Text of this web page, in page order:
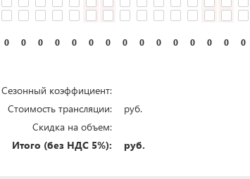
0 0 0 0 0 0 0 0 0 0 0 0 0 0 0
Сезонный коэффициент:
Стоимость трансляции:
руб.
Скидка на объем:
Итого (без НДС 5%):
руб.